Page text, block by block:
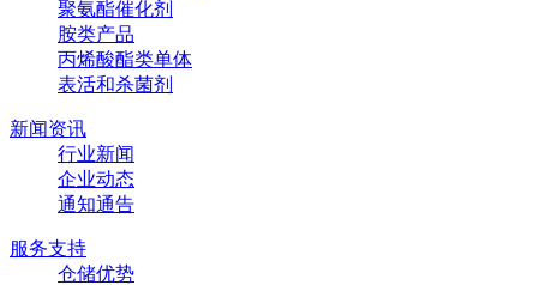
聚氨酯催化剂
胺类产品
丙烯酸酯类单体
表活和杀菌剂
新闻资讯
行业新闻
企业动态
通知通告
服务支持
仓储优势